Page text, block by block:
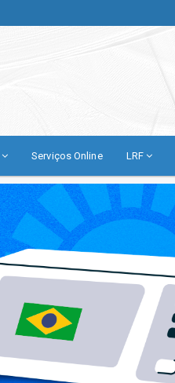
Serviços Online LRF